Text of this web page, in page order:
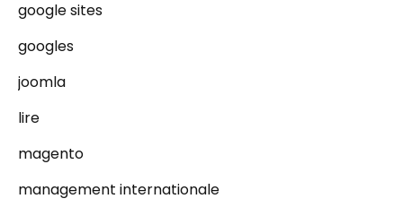
google sites
googles
joomla
lire
magento
management internationale